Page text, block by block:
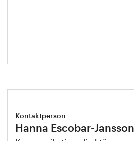
Kontaktperson
Hanna Escobar-Jansson